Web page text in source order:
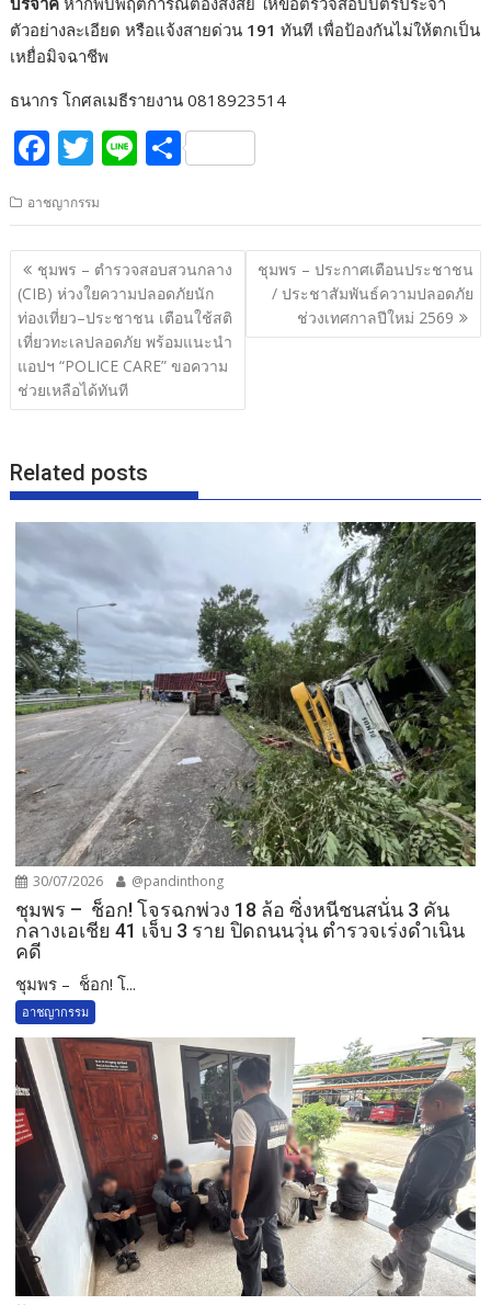
ตัวอย่างละเอียด หรือแจ้งสายด่วน 191 ทันที เพื่อป้องกันไม่ให้ตกเป็น
เหยื่อมิจฉาชีพ
ธนากร โกศลเมธีรายงาน 0818923514
F
e
b
o
o
k
T
itt
er
Li
e
S
ar
e
อาชญากรรม
แนะแนว
เรื่อง
ชุมพร – ตำรวจสอบสวนกลาง
(CIB) ห่วงใยความปลอดภัยนัก
ท่องเที่ยว–ประชาชน เตือนใช้สติ
เที่ยวทะเลปลอดภัย พร้อมแนะนำ
แอปฯ “POLICE CARE” ขอความ
ช่วยเหลือได้ทันที
ชุมพร – ประกาศเตือนประชาชน
/ ประชาสัมพันธ์ความปลอดภัย
ช่วงเทศกาลปีใหม่ 2569
Related posts
30/07/2026 @pandinthong
ชุมพร – ช็อก! โจรฉกพ่วง 18 ล้อ ซิ่งหนีชนสนั่น 3 คัน
กลางเอเชีย 41 เจ็บ 3 ราย ปิดถนนวุ่น ตำรวจเร่งดำเนิน
คดี
ชุมพร – ช็อก! โ...
อาชญากรรม